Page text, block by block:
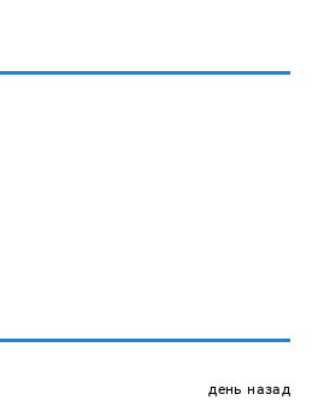
день назад